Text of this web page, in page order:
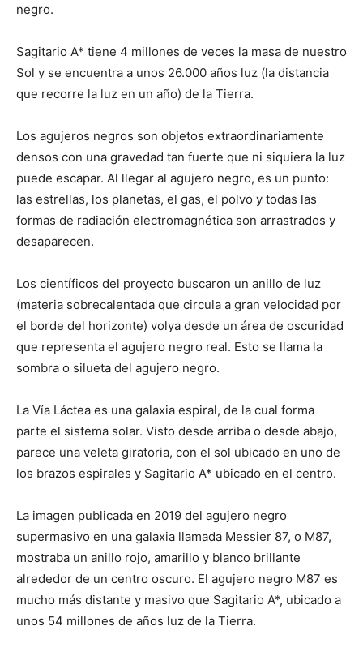
negro.
Sagitario A* tiene 4 millones de veces la masa de nuestro
Sol y se encuentra a unos 26.000 años luz (la distancia
que recorre la luz en un año) de la Tierra.
Los agujeros negros son objetos extraordinariamente
densos con una gravedad tan fuerte que ni siquiera la luz
puede escapar. Al llegar al agujero negro, es un punto:
las estrellas, los planetas, el gas, el polvo y todas las
formas de radiación electromagnética son arrastrados y
desaparecen.
Los científicos del proyecto buscaron un anillo de luz
(materia sobrecalentada que circula a gran velocidad por
el borde del horizonte) volya desde un área de oscuridad
que representa el agujero negro real. Esto se llama la
sombra o silueta del agujero negro.
La Vía Láctea es una galaxia espiral, de la cual forma
parte el sistema solar. Visto desde arriba o desde abajo,
parece una veleta giratoria, con el sol ubicado en uno de
los brazos espirales y Sagitario A* ubicado en el centro.
La imagen publicada en 2019 del agujero negro
supermasivo en una galaxia llamada Messier 87, o M87,
mostraba un anillo rojo, amarillo y blanco brillante
alrededor de un centro oscuro. El agujero negro M87 es
mucho más distante y masivo que Sagitario A*, ubicado a
unos 54 millones de años luz de la Tierra.